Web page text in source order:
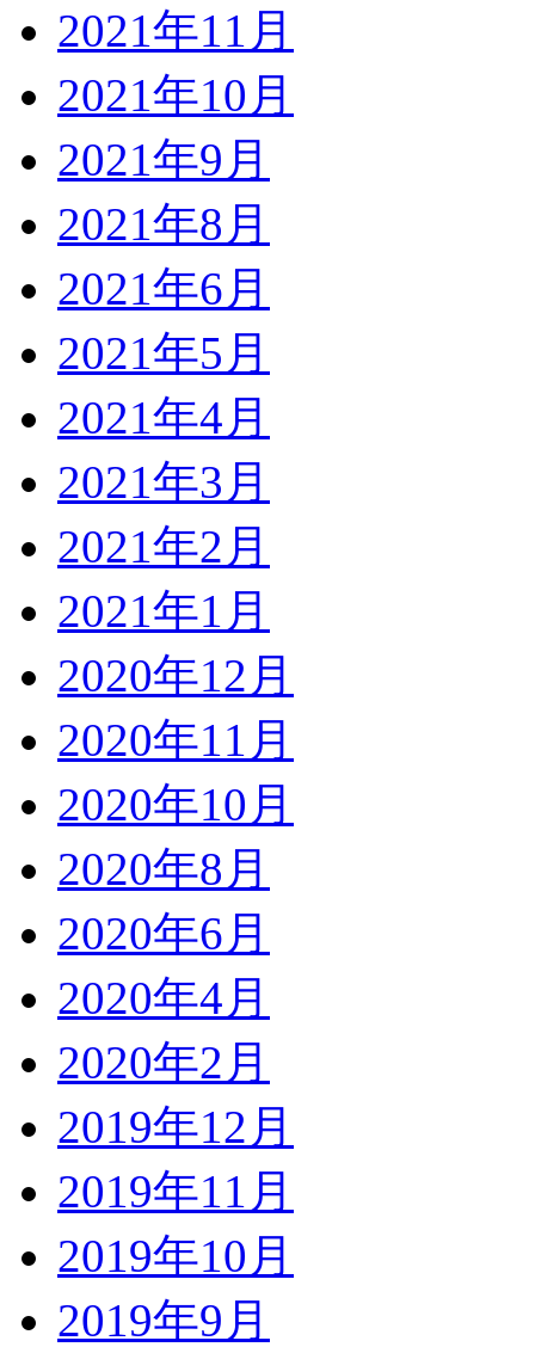
2021年11月
2021年10月
2021年9月
2021年8月
2021年6月
2021年5月
2021年4月
2021年3月
2021年2月
2021年1月
2020年12月
2020年11月
2020年10月
2020年8月
2020年6月
2020年4月
2020年2月
2019年12月
2019年11月
2019年10月
2019年9月